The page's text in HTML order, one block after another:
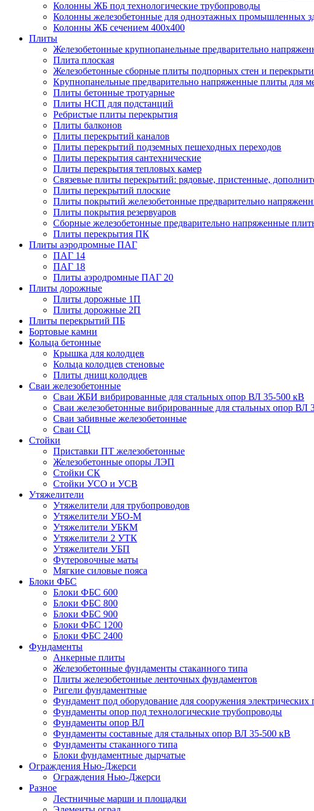
Колонны ЖБ под технологические трубопроводы
Колонны железобетонные для одноэтажных промышленных
Колонны ЖБ сечением 400х400
Плиты
Железобетонные крупнопанельные предварительно
Плита плоская
Железобетонные сборные плиты подпорных стен и
Крупнопанельные предварительно напряженные плиты для
Плиты бетонные тротуарные
Плиты НСП для подстанций
Ребристые плиты перекрытия
Плиты балконов
Плиты перекрытий каналов
Плиты перекрытий подземных пешеходных переходов
Плиты перекрытия сантехнические
Плиты перекрытия тепловых камер
Связевые плиты перекрытий: рядовые, пристенные,
Плиты перекрытий плоские
Плиты покрытий железобетонные предварительно
Плиты покрытия резервуаров
Сборные железобетонные предварительно напряженные
Плиты перекрытия ПК
Плиты аэродромные ПАГ
ПАГ 14
ПАГ 18
Плиты аэродромные ПАГ 20
Плиты дорожные
Плиты дорожные 1П
Плиты дорожные 2П
Плиты перекрытий ПБ
Бортовые камни
Кольца бетонные
Крышка для колодцев
Кольца колодцев стеновые
Плиты днищ колодцев
Сваи железобетонные
Сваи ЖБИ вибрированные для стальных опор ВЛ 35-500 кВ
Сваи железобетонные вибрированные для стальных опор ВЛ
Сваи забивные железобетонные
Сваи СЦ
Стойки
Приставки ПТ железобетонные
Железобетонные опоры ЛЭП
Стойки СК
Стойки УСО и УСВ
Утяжелители
Утяжелители для трубопроводов
Утяжелители УБО-М
Утяжелители УБКМ
Утяжелители 2 УТК
Утяжелители УБП
Футеровочные маты
Мягкие силовые пояса
Блоки ФБС
Блоки ФБС 600
Блоки ФБС 800
Блоки ФБС 900
Блоки ФБС 1200
Блоки ФБС 2400
Фундаменты
Анкерные плиты
Железобетонные фундаменты стаканного типа
Плиты железобетонные ленточных фундаментов
Ригели фундаментные
Фундамент под оборудование для сооружения
Фундаменты опор под технологические трубопроводы
Фундаменты опор ВЛ
Фундаменты составные для стальных опор ВЛ 35-500 кВ
Фундаменты стаканного типа
Блоки фундаментные дырчатые
Ограждения Нью-Джерси
Ограждения Нью-Джерси
Разное
Лестничные марши и площадки